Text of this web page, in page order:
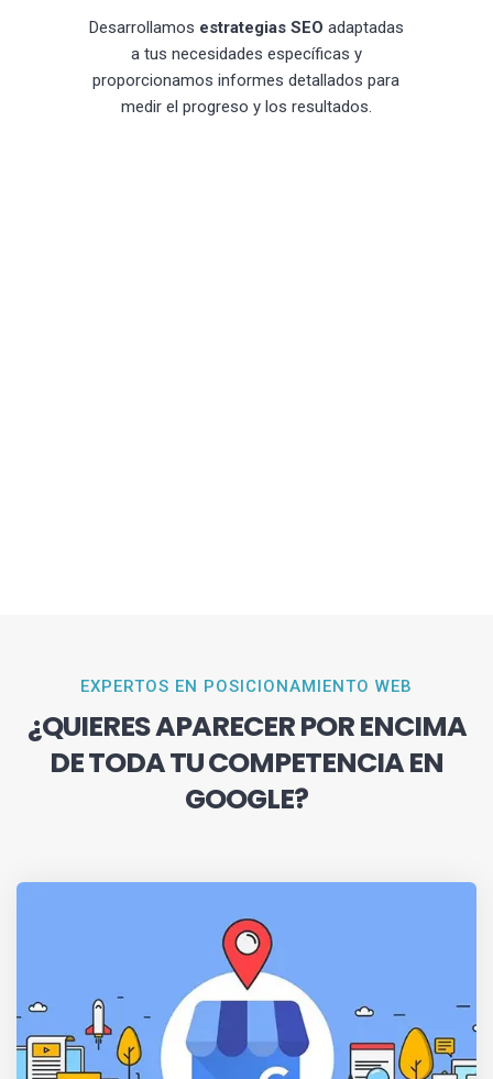
Desarrollamos estrategias SEO adaptadas
a tus necesidades específicas y
proporcionamos informes detallados para
medir el progreso y los resultados.
EXPERTOS EN POSICIONAMIENTO WEB
¿QUIERES APARECER POR ENCIMA
DE TODA TU COMPETENCIA EN
GOOGLE?